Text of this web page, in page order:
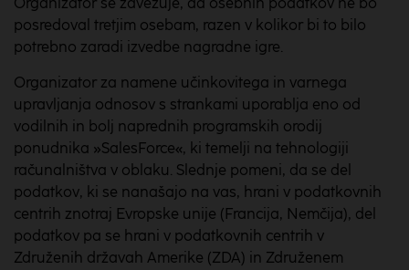
posredoval tretjim osebam, razen v kolikor bi to bilo
potrebno zaradi izvedbe nagradne igre.
Organizator za namene učinkovitega in varnega
upravljanja odnosov s strankami uporablja eno od
vodilnih in bolj naprednih programskih orodij
ponudnika »SalesForce«, ki temelji na tehnologiji
računalništva v oblaku. Slednje pomeni, da se del
podatkov, ki se nanašajo na vas, hrani v podatkovnih
centrih znotraj Evropske unije (Francija, Nemčija), del
podatkov pa se hrani v podatkovnih centrih v
Združenih državah Amerike (ZDA) in Združenem